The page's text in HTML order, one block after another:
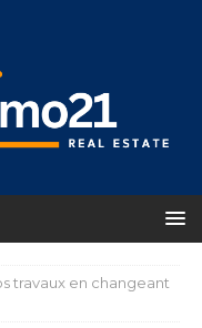
travaux en changeant